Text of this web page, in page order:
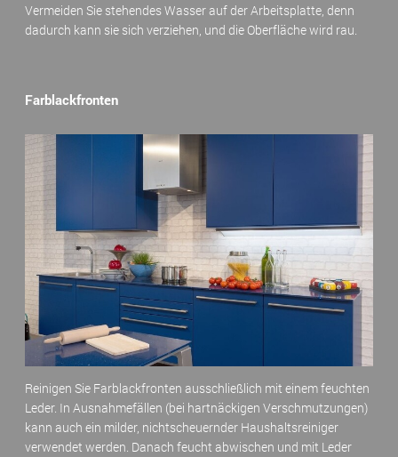
Vermeiden Sie stehendes Wasser auf der Arbeitsplatte, denn
dadurch kann sie sich verziehen, und die Oberfläche wird rau.
Farblackfronten
Reinigen Sie Farblackfronten ausschließlich mit einem feuchten
Leder. In Ausnahmefällen (bei hartnäckigen Verschmutzungen)
kann auch ein milder, nichtscheuernder Haushaltsreiniger
verwendet werden. Danach feucht abwischen und mit Leder